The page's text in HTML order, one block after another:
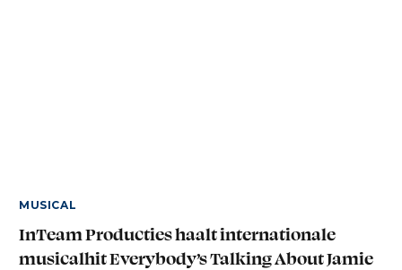
MUSICAL
InTeam Producties haalt internationale
musicalhit Everybody’s Talking About Jamie